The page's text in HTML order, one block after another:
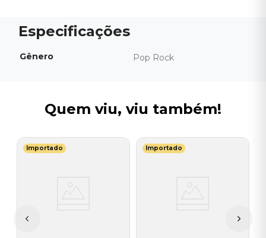
Gênero Pop Rock
Quem viu, viu também!
Importado Importado